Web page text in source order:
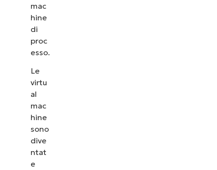
mac
hine
di
proc
esso.
Le
virtu
al
mac
hine
sono
dive
ntat
e